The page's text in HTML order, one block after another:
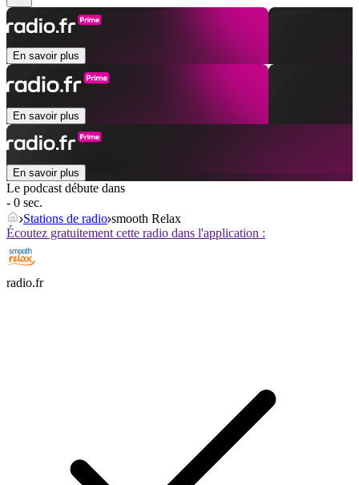
En savoir plus
En savoir plus
En savoir plus
Le podcast débute dans
- 0 sec.
Stations de radio smooth Relax
Écoutez gratuitement cette radio dans l'application :
radio.fr